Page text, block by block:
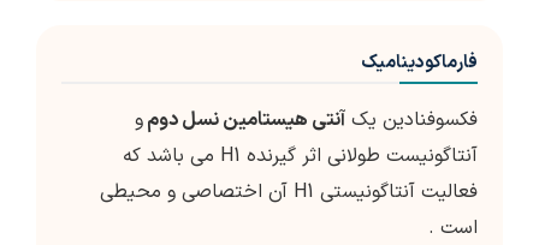
فارماکودینامیک
فکسوفنادین یک آنتی هیستامین نسل دومو
آنتاگونیست طولانی اثر گیرنده H1 می باشد که
فعالیت آنتاگونیستی H1 آن اختصاصی و محیطی
است .